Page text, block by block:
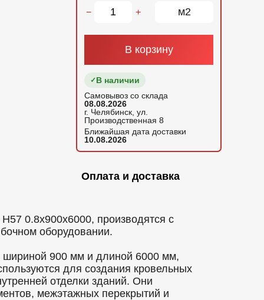
− + м2
В корзину
В наличии
Самовывоз со склада
08.08.2026
г. Челябинск, ул.
Производственная 8
Ближайшая дата доставки
10.08.2026
Оплата и доставка
0.8x900x6000, производятся с
оборудовании.
900 мм и длиной 6000 мм,
для создания кровельных
отделки зданий. Они
межэтажных перекрытий и